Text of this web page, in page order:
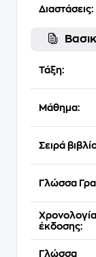
Διαστάσεις:
Τάξη:
Μάθημα:
Σειρά
Γλώσσα
Χρονολογία
έκδοσης:
Γλώσσα